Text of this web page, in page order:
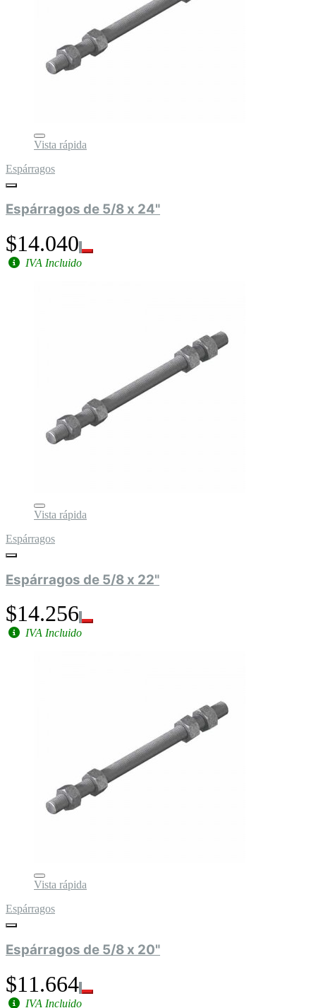
Vista rápida
Espárragos
Espárragos de 5/8 x 24"
$14.040
IVA Incluido
Vista rápida
Espárragos
Espárragos de 5/8 x 22"
$14.256
IVA Incluido
Vista rápida
Espárragos
Espárragos de 5/8 x 20"
$11.664
IVA Incluido